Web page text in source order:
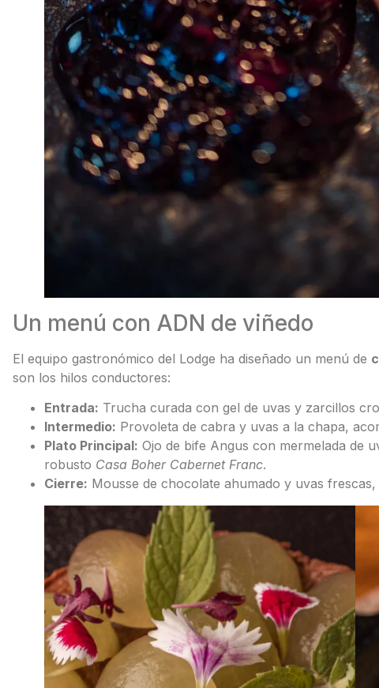
Un menú con ADN de viñedo
El equipo gastronómico del Lodge ha diseñado un menú de
son los hilos conductores:
Entrada: Trucha curada con gel de uvas y zarcillos
Intermedio: Provoleta de cabra y uvas a la chapa,
Plato Principal: Ojo de bife Angus con mermelada de
robusto Casa Boher Cabernet Franc.
Cierre: Mousse de chocolate ahumado y uvas